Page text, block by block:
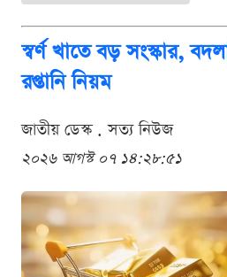
স্বর্ণ খাতে বড় সংস্কার,
রপ্তানি নিয়ম
জাতীয় ডেস্ক . সত্য নিউজ
২০২৬ আগস্ট ০৭ ১৪:২৮:৫১